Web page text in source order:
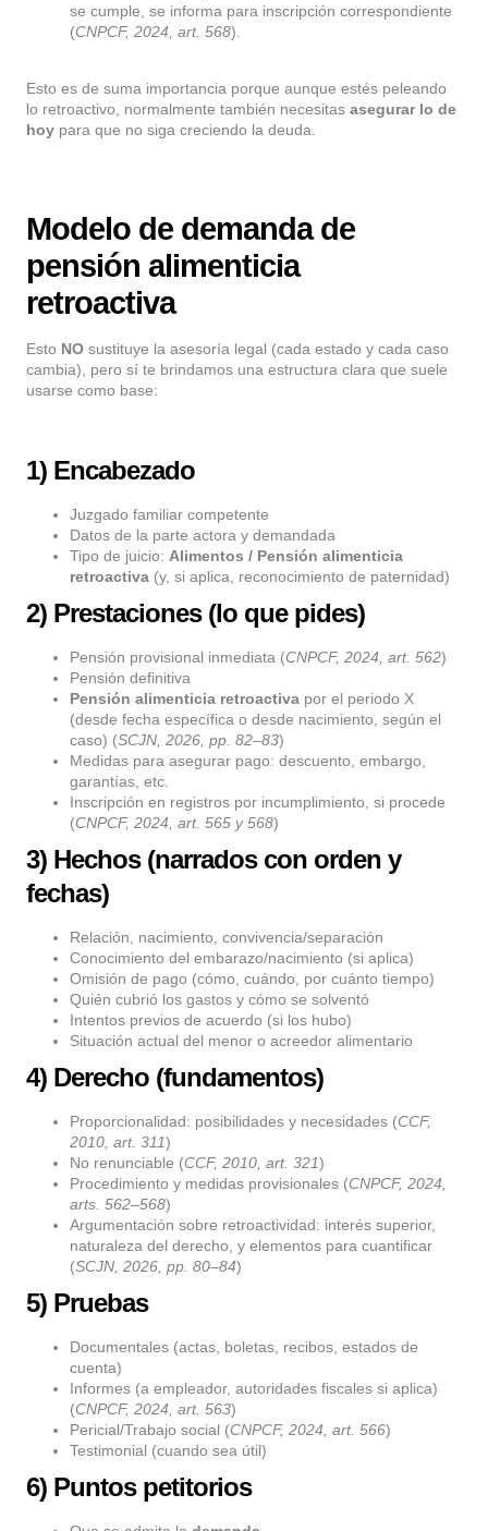
se cumple, se informa para inscripción correspondiente
(CNPCF, 2024, art. 568).
Esto es de suma importancia porque aunque estés peleando
lo retroactivo, normalmente también necesitas asegurar lo de
hoy para que no siga creciendo la deuda.
Modelo de demanda de
pensión alimenticia
retroactiva
Esto NO sustituye la asesoría legal (cada estado y cada caso
cambia), pero sí te brindamos una estructura clara que suele
usarse como base:
1) Encabezado
Juzgado familiar competente
Datos de la parte actora y demandada
Tipo de juicio: Alimentos / Pensión alimenticia
retroactiva (y, si aplica, reconocimiento de paternidad)
2) Prestaciones (lo que pides)
Pensión provisional inmediata (CNPCF, 2024, art. 562)
Pensión definitiva
Pensión alimenticia retroactiva por el periodo X
(desde fecha específica o desde nacimiento, según el
caso) (SCJN, 2026, pp. 82–83)
Medidas para asegurar pago: descuento, embargo,
garantías, etc.
Inscripción en registros por incumplimiento, si procede
(CNPCF, 2024, art. 565 y 568)
3) Hechos (narrados con orden y
fechas)
Relación, nacimiento, convivencia/separación
Conocimiento del embarazo/nacimiento (si aplica)
Omisión de pago (cómo, cuándo, por cuánto tiempo)
Quién cubrió los gastos y cómo se solventó
Intentos previos de acuerdo (si los hubo)
Situación actual del menor o acreedor alimentario
4) Derecho (fundamentos)
Proporcionalidad: posibilidades y necesidades (CCF,
2010, art. 311)
No renunciable (CCF, 2010, art. 321)
Procedimiento y medidas provisionales (CNPCF, 2024,
arts. 562–568)
Argumentación sobre retroactividad: interés superior,
naturaleza del derecho, y elementos para cuantificar
(SCJN, 2026, pp. 80–84)
5) Pruebas
Documentales (actas, boletas, recibos, estados de
cuenta)
Informes (a empleador, autoridades fiscales si aplica)
(CNPCF, 2024, art. 563)
Pericial/Trabajo social (CNPCF, 2024, art. 566)
Testimonial (cuando sea útil)
6) Puntos petitorios